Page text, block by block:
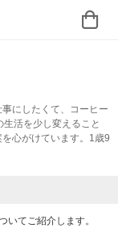
にしたくて、コーヒー
活を少し変えること
心がけています。1歳9
いてご紹介します。